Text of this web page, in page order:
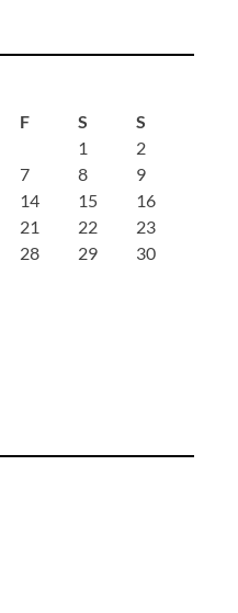
F S
S
1
2
7 8
9
14 15
16
21 22
23
28 29
30